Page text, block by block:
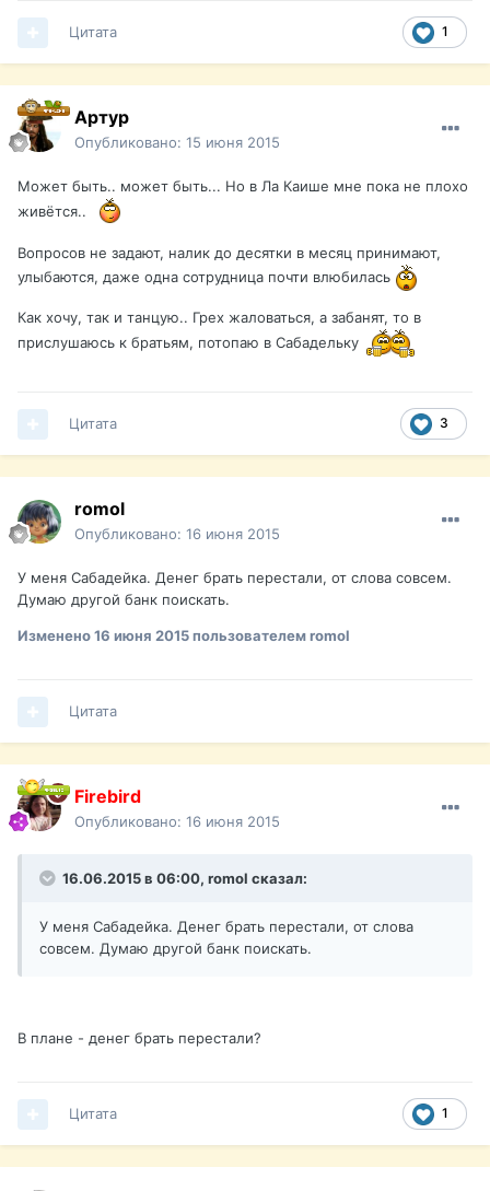
1
Цитата
Артур
Опубликовано: 15 июня 2015
Может быть.. может быть... Но в Ла Каише мне пока не плохо
живётся..
Вопросов не задают, налик до десятки в месяц принимают,
улыбаются, даже одна сотрудница почти влюбилась
Как хочу, так и танцую.. Грех жаловаться, а забанят, то в
прислушаюсь к братьям, потопаю в Сабадельку
3
Цитата
romol
Опубликовано: 16 июня 2015
У меня Сабадейка. Денег брать перестали, от слова совсем.
Думаю другой банк поискать.
Изменено16 июня 2015пользователем romol
Цитата
Firebird
Опубликовано: 16 июня 2015
16.06.2015 в 06:00, romol сказал:
У меня Сабадейка. Денег брать перестали, от слова
совсем. Думаю другой банк поискать.
В плане - денег брать перестали?
1
Цитата